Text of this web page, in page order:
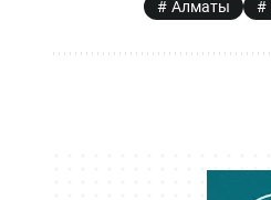
Алматы